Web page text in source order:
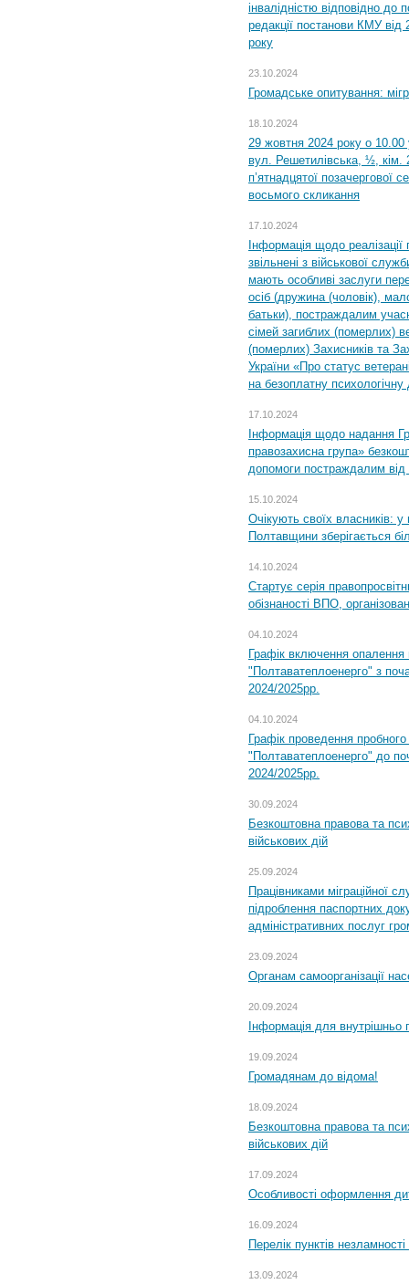
інвалідністю відповідно
редакції постанови КМУ
року
23.10.2024
Громадське опитування:
18.10.2024
29 жовтня 2024 року о 10.00
вул. Решетилівська, ½, кім.
п’ятнадцятої позачергової
восьмого скликання
17.10.2024
Інформація щодо
звільнені з військової
мають особливі заслуги
осіб (дружина (чоловік),
батьки), постраждалим
сімей загиблих (померлих)
(померлих) Захисників та
України «Про статус
на безоплатну психологічну
17.10.2024
Інформація щодо надання
правозахисна група»
допомоги постраждалим від
15.10.2024
Очікують своїх власників: у
Полтавщини зберігається
14.10.2024
Стартує серія
обізнаності ВПО,
04.10.2024
Графік включення
"Полтаватеплоенерго" з
2024/2025рр.
04.10.2024
Графік проведення
"Полтаватеплоенерго" до
2024/2025рр.
30.09.2024
Безкоштовна правова та
військових дій
25.09.2024
Працівниками міграційної
підроблення паспортних
адміністративних послуг
23.09.2024
Органам самоорганізації
20.09.2024
Інформація для внутрішньо
19.09.2024
Громадянам до відома!
18.09.2024
Безкоштовна правова та
військових дій
17.09.2024
Особливості оформлення
16.09.2024
Перелік пунктів
13.09.2024